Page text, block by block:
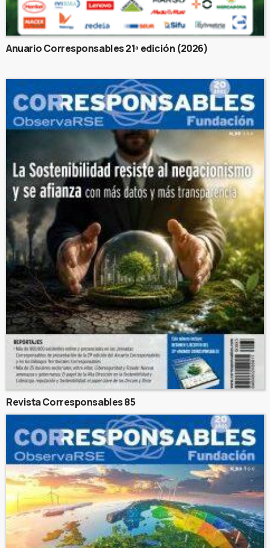
Anuario Corresponsables 21ª edición (2026)
Revista Corresponsables 85